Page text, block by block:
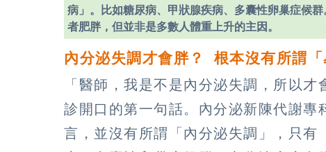
病」。比如糖尿病、甲狀腺疾病、多囊性卵巢症候
者肥胖，但並非是多數人體重上升的主因。
內分泌失調才會胖？ 根本沒有所謂「
「醫師，我是不是內分泌失調，所以
診開口的第一句話。內分泌新陳代謝
言，並沒有所謂「內分泌失調」，只有